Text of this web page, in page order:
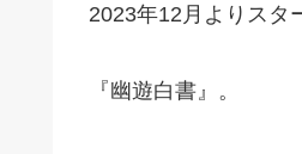
2023年12月よりスタ
『幽遊白書』。